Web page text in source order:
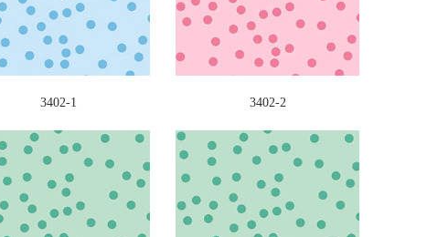
3402-1 3402-2